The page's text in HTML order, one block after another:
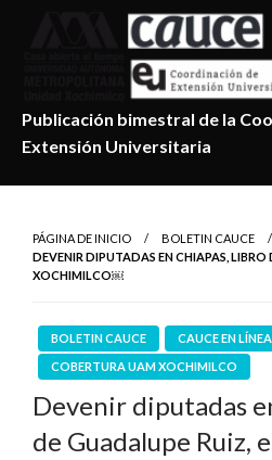
Publicación bimestral de la
Extensión Universitaria
PÁGINA DE INICIO
BOLETIN CAUCE
DEVENIR DIPUTADAS EN CHIAPAS,
XOCHIMILCO￼
BOLETIN CAUCE
CAUCE EN LÍNEA
COBERTURA UAM XOCHIMILCO
Devenir diputadas
de Guadalupe Ruiz,